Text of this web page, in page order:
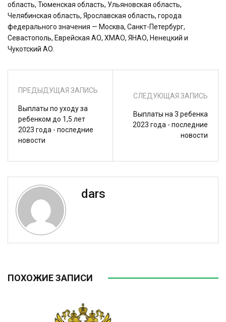
область, Тюменская область, Ульяновская область,
Челябинская область, Ярославская область, города
федерального значения — Москва, Санкт-Петербург,
Севастополь, Еврейская АО, ХМАО, ЯНАО, Ненецкий и
Чукотский АО.
ПРЕДЫДУЩАЯ ЗАПИСЬ
Выплаты по уходу за
ребенком до 1,5 лет
2023 года - последние
новости
СЛЕДУЮЩАЯ ЗАПИСЬ
Выплаты на 3 ребенка
2023 года - последние
новости
dars
ПОХОЖИЕ ЗАПИСИ